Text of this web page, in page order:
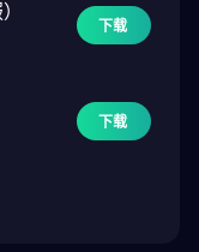
下载
下载